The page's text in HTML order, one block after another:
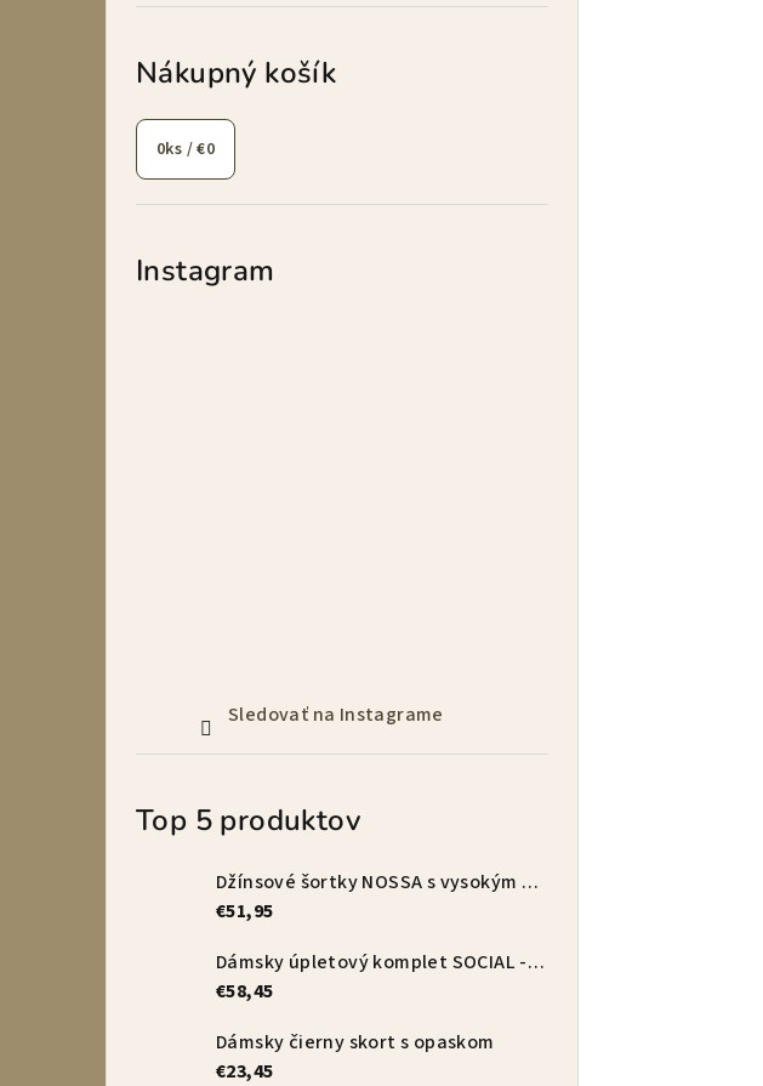
Nákupný košík
0ks /€0
Instagram
Sledovať na Instagrame
Top 5 produktov
Džínsové šortky NOSSA s vysokým pásom – vanilkové
€51,95
Dámsky úpletový komplet SOCIAL - sivý
€58,45
Dámsky čierny skort s opaskom
€23,45